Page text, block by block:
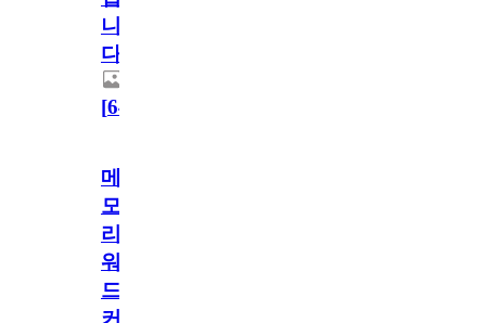
니
다.
[64
메
모
리
워
드